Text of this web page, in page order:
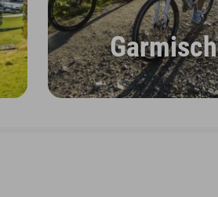
Garmisch